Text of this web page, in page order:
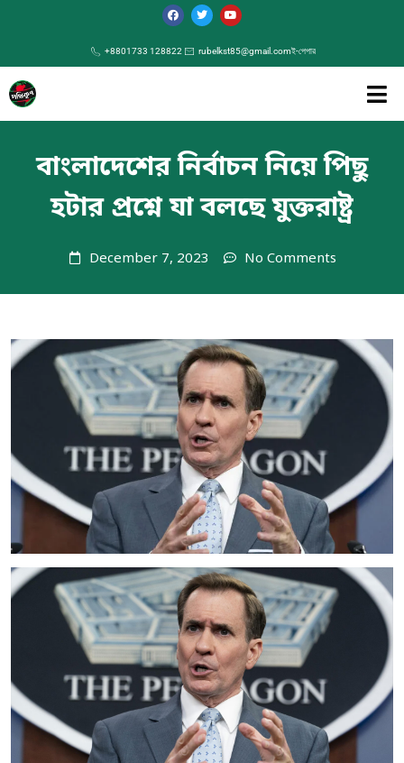
+8801733 128822 rubelkst85@gmail.comই-পেপার
বাংলাদেশের নির্বাচন নিয়ে পিছু
হটার প্রশ্নে যা বলছে যুক্তরাষ্ট্র
December 7, 2023 No Comments